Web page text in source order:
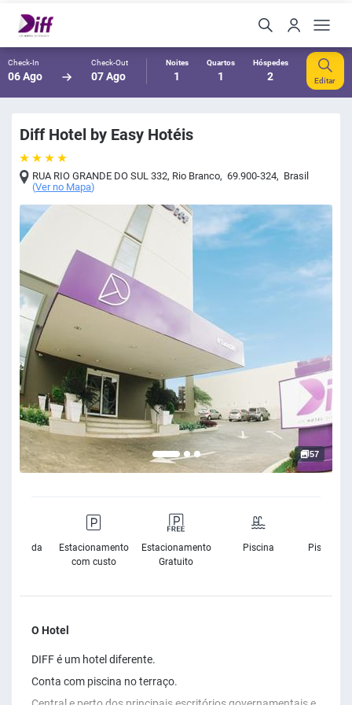
Check-In
06 Ago
Check-Out
07 Ago
Noites
1
Quartos
1
Hóspedes
2 Editar
Diff Hotel by Easy Hotéis
RUA RIO GRANDE DO SUL 332, Rio Branco, 69.900-324, Brasil
(Ver no Mapa)
57
Banda
Estacionamento
com custo
Estacionamento
Gratuito
Piscina Piscina
O Hotel
DIFF é um hotel diferente.
Conta com piscina no terraço.